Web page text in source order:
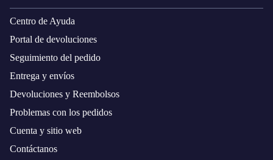
Centro de Ayuda
Portal de devoluciones
Seguimiento del pedido
Entrega y envíos
Devoluciones y Reembolsos
Problemas con los pedidos
Cuenta y sitio web
Contáctanos